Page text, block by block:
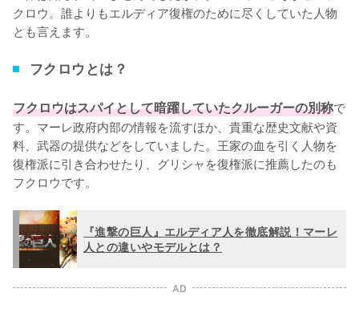
クロウ。誰よりもエルディア復権のために尽くしていた人物
とも言えます。
フクロウとは？
フクロウはスパイとして暗躍していたクルーガーの別称で
す。マーレ政府内部の情報を流すほか、貴重な歴史文献や資
料、武器の提供などをしていました。王家の血を引く人物を
復権派に引き合わせたり、グリシャを復権派に推薦したのも
フクロウです。
『進撃の巨人』エルディア人を徹底解説！マーレ
人との違いやモデルとは？
AD